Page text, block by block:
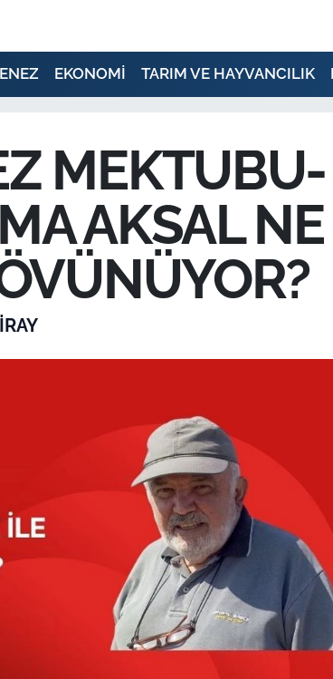
ENEZ EKONOMİ TARIM VE HAYVANCILIK
MEKTUBU-
AKSAL NE